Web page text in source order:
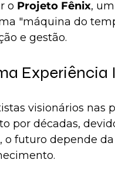
o Projeto Fênix,
"máquina do
e gestão.
Experiência
visionários nas
por décadas,
o futuro depende